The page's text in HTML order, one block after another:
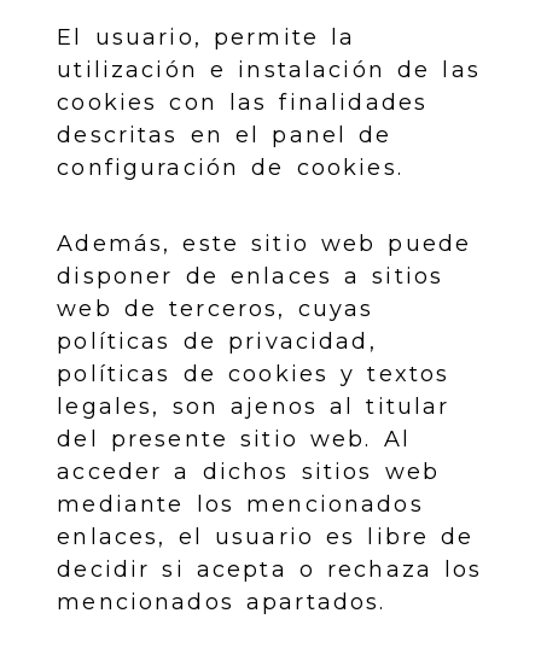
El usuario, permite la
utilización e instalación de las
cookies con las finalidades
descritas en el panel de
configuración de cookies.
Además, este sitio web puede
disponer de enlaces a sitios
web de terceros, cuyas
políticas de privacidad,
políticas de cookies y textos
legales, son ajenos al titular
del presente sitio web. Al
acceder a dichos sitios web
mediante los mencionados
enlaces, el usuario es libre de
decidir si acepta o rechaza los
mencionados apartados.